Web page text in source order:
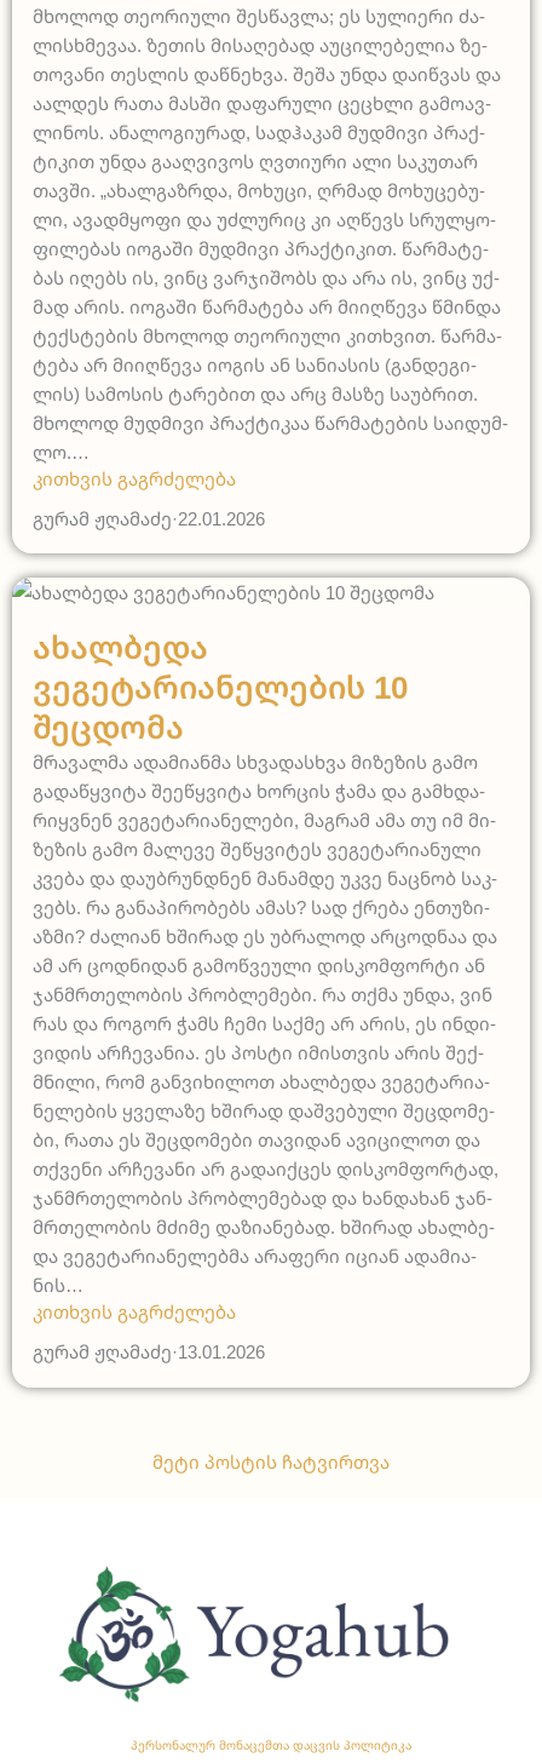
მხო­ლოდ თე­ო­რი­უ­ლი შეს­წავლა; ეს სუ­ლი­ე­რი ძა­
ლის­ხმე­ვაა. ზე­თის მი­სა­ღე­ბად აუ­ცი­ლე­ბე­ლია ზე­
თო­ვა­ნი თეს­ლის დაწ­ნეხვა. შე­შა უნ­და და­იწ­ვას და
აალ­დეს რა­თა მას­ში და­ფა­რუ­ლი ცეც­ხლი გა­მო­ავ­
ლი­ნოს. ანა­ლო­გი­უ­რად, სად­ჰა­კამ მუდ­მი­ვი პრაქ­
ტი­კით უნ­და გა­აღ­ვი­ვოს ღვთი­უ­რი ალი სა­კუ­თარ
თავ­ში. „ახალ­გაზრდა, მო­ხუ­ცი, ღრმად მო­ხუ­ცე­ბუ­
ლი, ავად­მყო­ფი და უძ­ლუ­რიც კი აღ­წევს სრულ­ყო­
ფი­ლე­ბას იო­გა­ში მუდ­მი­ვი პრაქ­ტი­კით. წარ­მა­ტე­
ბას იღებს ის, ვინც ვარ­ჯი­შობს და არა ის, ვინც უქ­
მად არის. იო­გა­ში წარ­მა­ტე­ბა არ მი­იღ­წე­ვა წმინ­და
ტექ­სტე­ბის მხო­ლოდ თე­ო­რი­უ­ლი კით­ხვით. წარ­მა­
ტე­ბა არ მი­იღ­წე­ვა იო­გის ან სა­ნი­ა­სის (გან­დე­გი­
ლის) სა­მო­სის ტა­რე­ბით და არც მას­ზე სა­უბ­რით.
მხო­ლოდ მუდ­მი­ვი პრაქ­ტი­კაა წარ­მა­ტე­ბის სა­ი­დუმ­
ლო.…
კითხვის გაგრძელება
გურამ ჟღამაძე·22.01.2026
Ახალბედა
Ვეგეტარიანელების 10
Შეცდომა
მრა­ვალ­მა ადა­მი­ან­მა სხვა­დას­ხვა მი­ზე­ზის გა­მო
გა­დაწ­ყვი­ტა შე­ეწ­ყვი­ტა ხორ­ცის ჭა­მა და გამ­ხდა­
რიყ­ვნენ ვე­გე­ტა­რია­ნე­ლე­ბი, მაგ­რამ ამა თუ იმ მი­
ზე­ზის გა­მო მა­ლე­ვე შეწ­ყვი­ტეს ვე­გე­ტა­რია­ნუ­ლი
კვე­ბა და და­უბ­რუნ­დნენ მა­ნამ­დე უკ­ვე ნაც­ნობ საკ­
ვებს. რა გა­ნა­პი­რო­ბებს ამას? სად ქრე­ბა ენ­თუ­ზი­
აზ­მი? ძა­ლი­ან ხში­რად ეს უბ­რა­ლოდ არ­ცოდ­ნაა და
ამ არ ცოდ­ნი­დან გა­მოწ­ვეუ­ლი დის­კომ­ფორ­ტი ან
ჯან­მრთე­ლო­ბის პრობ­ლე­მე­ბი. რა თქმა უნ­და, ვინ
რას და რო­გორ ჭამს ჩე­მი საქ­მე არ არის, ეს ინ­დი­
ვი­დის არ­ჩე­ვა­ნია. ეს პოს­ტი იმის­თვის არის შექ­
მნი­ლი, რომ გან­ვი­ხი­ლოთ ახალ­ბე­და ვე­გე­ტა­რია­
ნე­ლე­ბის ყვე­ლა­ზე ხში­რად დაშ­ვე­ბუ­ლი შეც­დო­მე­
ბი, რა­თა ეს შეც­დო­მე­ბი თა­ვი­დან ავი­ცი­ლოთ და
თქვე­ნი არ­ჩე­ვა­ნი არ გა­და­იქ­ცეს დის­კომ­ფორ­ტად,
ჯან­მრთე­ლო­ბის პრობ­ლე­მე­ბად და ხან­და­ხან ჯან­
მრთე­ლო­ბის მძი­მე და­ზია­ნე­ბად. ხში­რად ახალ­ბე­
და ვე­გე­ტა­რია­ნე­ლებ­მა არა­ფე­რი იცი­ან ადა­მია­
ნის…
კითხვის გაგრძელება
გურამ ჟღამაძე·13.01.2026
მეტი პოსტის ჩატვირთვა
პერსონალურ მონაცემთა დაცვის პოლიტიკა